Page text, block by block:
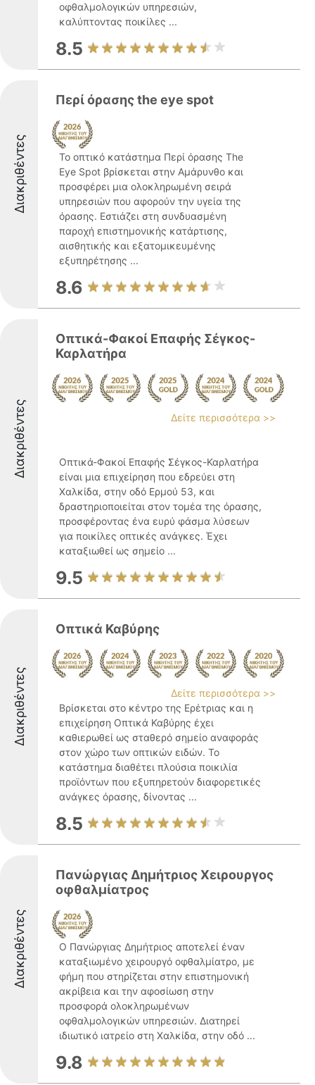
οφθαλμολογικών υπηρεσιών,
καλύπτοντας ποικίλες ...
8.5
Διακριθέντες
Περί όρασης the eye spot
Το οπτικό κατάστημα Περί όρασης The
Eye Spot βρίσκεται στην Αμάρυνθο και
προσφέρει μια ολοκληρωμένη σειρά
υπηρεσιών που αφορούν την υγεία της
όρασης. Εστιάζει στη συνδυασμένη
παροχή επιστημονικής κατάρτισης,
αισθητικής και εξατομικευμένης
εξυπηρέτησης ...
8.6
Διακριθέντες
Οπτικά-Φακοί Επαφής Σέγκος-
Καρλατήρα
Δείτε περισσότερα >>
Οπτικά-Φακοί Επαφής Σέγκος-Καρλατήρα
είναι μια επιχείρηση που εδρεύει στη
Χαλκίδα, στην οδό Ερμού 53, και
δραστηριοποιείται στον τομέα της όρασης,
προσφέροντας ένα ευρύ φάσμα λύσεων
για ποικίλες οπτικές ανάγκες. Έχει
καταξιωθεί ως σημείο ...
9.5
Διακριθέντες
Οπτικά Καβύρης
Δείτε περισσότερα >>
Βρίσκεται στο κέντρο της Ερέτριας και η
επιχείρηση Οπτικά Καβύρης έχει
καθιερωθεί ως σταθερό σημείο αναφοράς
στον χώρο των οπτικών ειδών. Το
κατάστημα διαθέτει πλούσια ποικιλία
προϊόντων που εξυπηρετούν διαφορετικές
ανάγκες όρασης, δίνοντας ...
8.5
Διακριθέντες
Πανώργιας Δημήτριος Χειρουργος
οφθαλμίατρος
Ο Πανώργιας Δημήτριος αποτελεί έναν
καταξιωμένο χειρουργό οφθαλμίατρο, με
φήμη που στηρίζεται στην επιστημονική
ακρίβεια και την αφοσίωση στην
προσφορά ολοκληρωμένων
οφθαλμολογικών υπηρεσιών. Διατηρεί
ιδιωτικό ιατρείο στη Χαλκίδα, στην οδό ...
9.8